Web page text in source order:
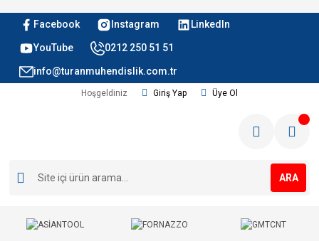
Facebook Instagram LinkedIn
YouTube 0212 250 51 51
info@turanmuhendislik.com.tr
Hoşgeldiniz Giriş Yap Üye Ol
ARA